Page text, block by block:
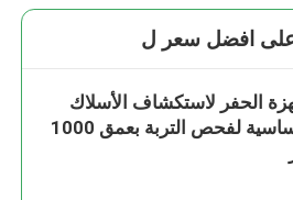
افضل سعر ل
الحفر لاستكشاف الأسلاك
الأساسية لفحص التربة بعمق 1000